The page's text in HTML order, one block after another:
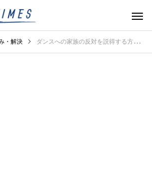
・解決 ダンスへの家族の反対を説得する方法！情熱を伝えて応援してもらう極意